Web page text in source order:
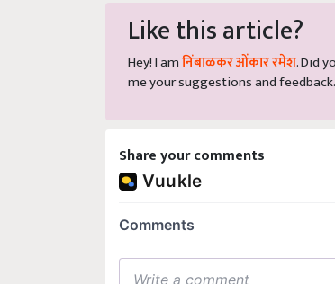
Like this article?
Hey! I am निंबाळकर ओंकार रमेश . Did
me your suggestions and feedback.
Share your comments